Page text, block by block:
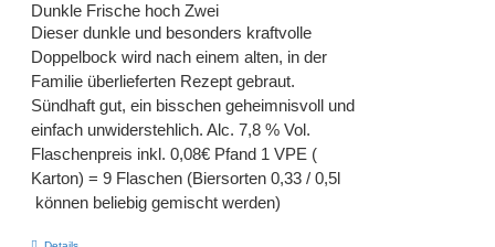
Dunkle Frische hoch Zwei
Dieser dunkle und besonders kraftvolle
Doppelbock wird nach einem alten, in der
Familie überlieferten Rezept gebraut.
Sündhaft gut, ein bisschen geheimnisvoll und
einfach unwiderstehlich. Alc. 7,8 % Vol.
Flaschenpreis inkl. 0,08€ Pfand 1 VPE (
Karton) = 9 Flaschen (Biersorten 0,33 / 0,5l
können beliebig gemischt werden)